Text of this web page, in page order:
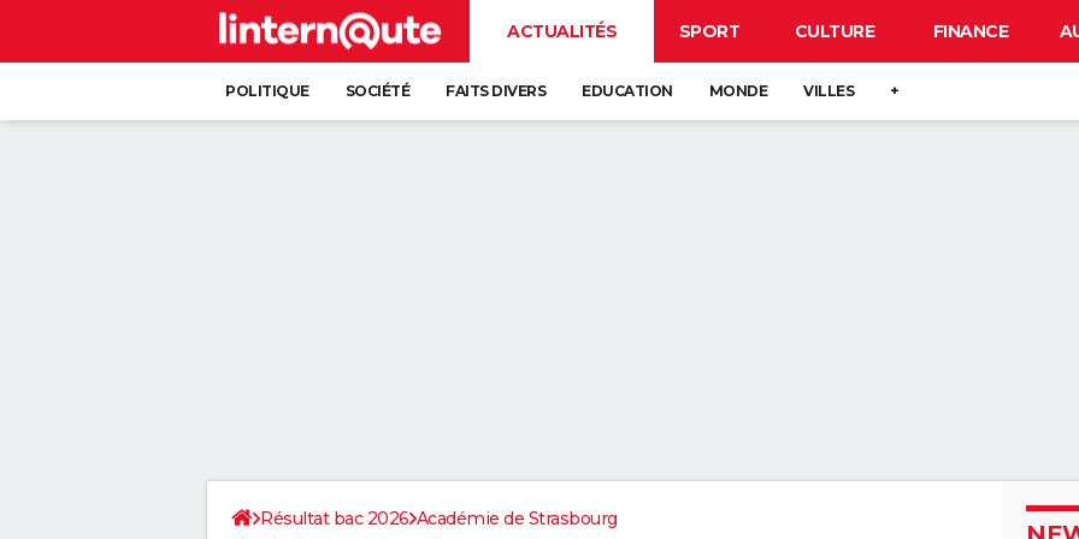
ACTUALITÉS SPORT CULTURE FINANCE
POLITIQUE SOCIÉTÉ FAITS DIVERS EDUCATION MONDE VILLES +
Résultat bac 2026 Académie de Strasbourg